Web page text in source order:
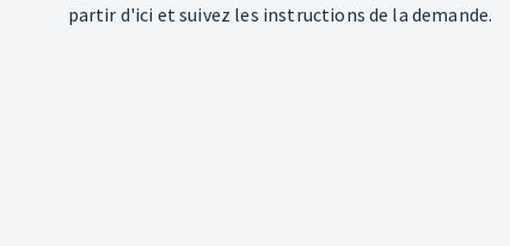
partir d'ici et suivez les instructions de la demande.